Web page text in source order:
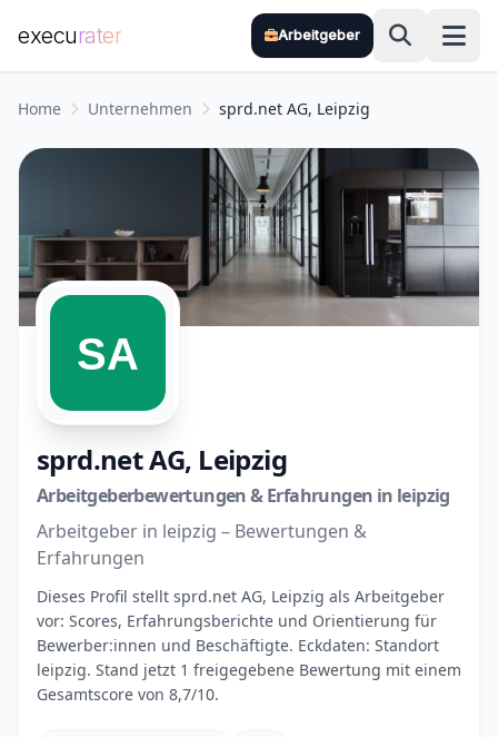
execurater Arbeitgeber
Home Unternehmen sprd.net AG, Leipzig
sprd.net AG, Leipzig
Arbeitgeberbewertungen & Erfahrungen in leipzig
Arbeitgeber in leipzig – Bewertungen &
Erfahrungen
Dieses Profil stellt sprd.net AG, Leipzig als Arbeitgeber
vor: Scores, Erfahrungsberichte und Orientierung für
Bewerber:innen und Beschäftigte. Eckdaten: Standort
leipzig. Stand jetzt 1 freigegebene Bewertung mit einem
Gesamtscore von 8,7/10.